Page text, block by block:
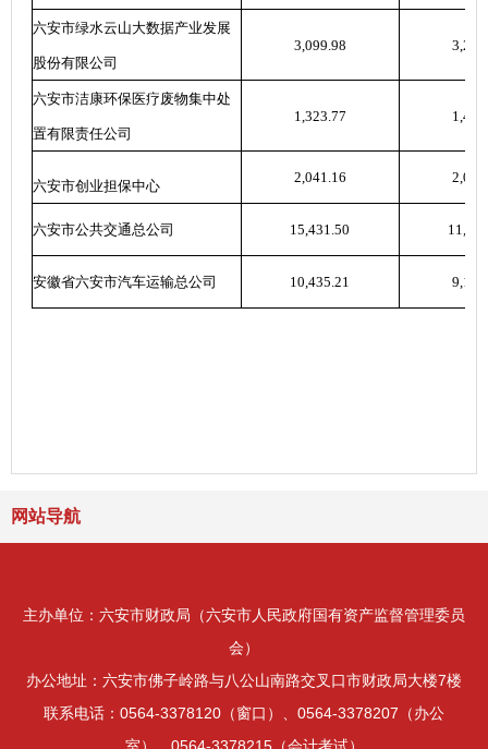
六安市绿水云山大数据产业发展
股份有限公司
3,099.98
六安市洁康环保医疗废物集中处
置有限责任公司
1,323.77
六安市创业担保中心
2,041.16
六安市公共交通总公司 15,431.50
安徽省六安市汽车运输总公司 10,435.21
网站导航
主办单位：六安市财政局（六安市人民政府国有资产监督管理委员
会）
办公地址：六安市佛子岭路与八公山南路交叉口市财政局大楼7楼
联系电话：0564-3378120（窗口）、0564-3378207（办公